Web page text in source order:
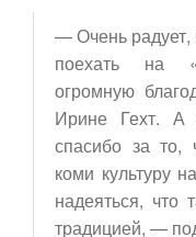
— Очень радует,
поехать на
огромную
Ирине Гехт. А
спасибо за то,
коми культуру
надеяться, что
традицией, —